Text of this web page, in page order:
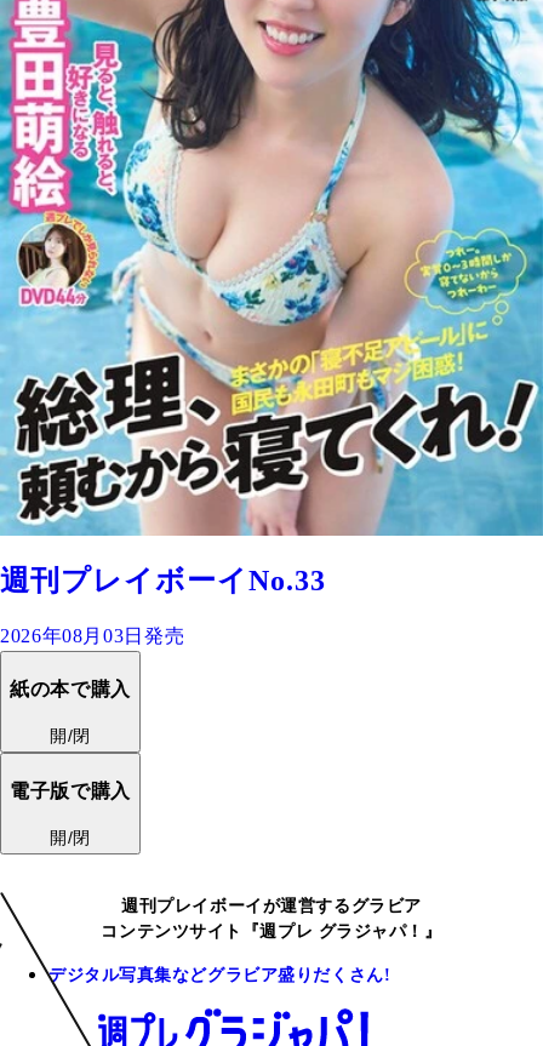
週刊プレイボーイNo.33
2026年08月03日発売
紙の本で購入
開/閉
電子版で購入
開/閉
週刊プレイボーイが運営するグラビア
コンテンツサイト『週プレ グラジャパ！』
デジタル写真集などグラビア盛りだくさん!